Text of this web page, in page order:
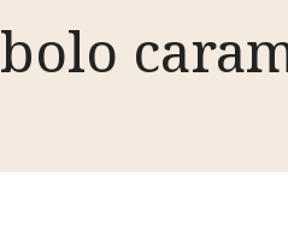
bolo